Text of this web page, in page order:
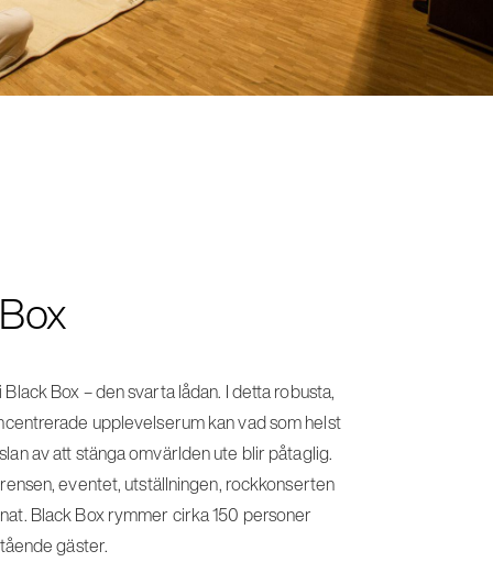
Black Box – den svarta lådan. I detta robusta,
upplevelserum kan vad som helst
av att stänga omvärlden ute blir påtaglig.
eventet, utställningen, rockkonserten
Black Box rymmer cirka 150 personer
gäster.